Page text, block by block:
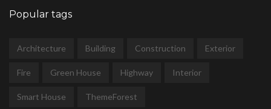
Popular tags
Architecture Building Construction Exterior
Fire Green House Highway Interior
Smart House ThemeForest